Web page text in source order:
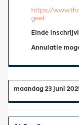
https://
geel
Einde
Annulatie
maandag 23 juni